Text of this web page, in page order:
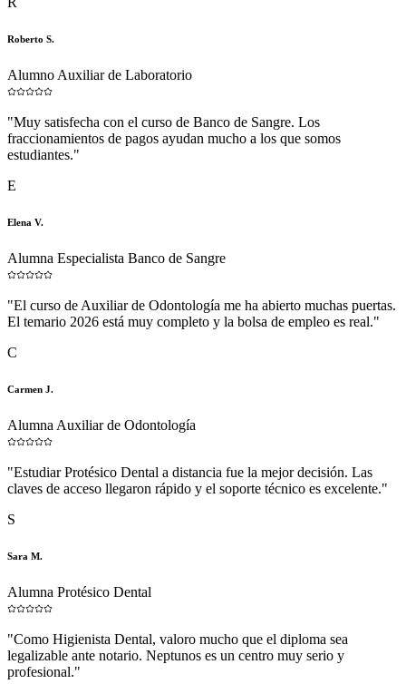
Roberto S.
Alumno Auxiliar de Laboratorio
"Muy satisfecha con el curso de Banco de Sangre. Los
fraccionamientos de pagos ayudan mucho a los que somos
estudiantes."
E
Elena V.
Alumna Especialista Banco de Sangre
"El curso de Auxiliar de Odontología me ha abierto muchas puertas.
El temario 2026 está muy completo y la bolsa de empleo es real."
C
Carmen J.
Alumna Auxiliar de Odontología
"Estudiar Protésico Dental a distancia fue la mejor decisión. Las
claves de acceso llegaron rápido y el soporte técnico es excelente."
S
Sara M.
Alumna Protésico Dental
"Como Higienista Dental, valoro mucho que el diploma sea
legalizable ante notario. Neptunos es un centro muy serio y
profesional."